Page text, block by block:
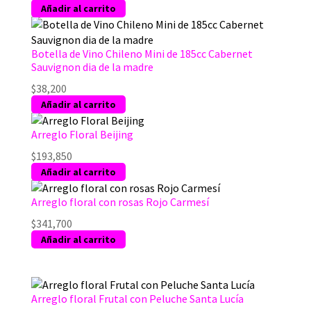
Añadir al carrito
Botella de Vino Chileno Mini de 185cc Cabernet
Sauvignon dia de la madre
$38,200
Añadir al carrito
Arreglo Floral Beijing
$193,850
Añadir al carrito
Arreglo floral con rosas Rojo Carmesí
$341,700
Añadir al carrito
Arreglo floral Frutal con Peluche Santa Lucía